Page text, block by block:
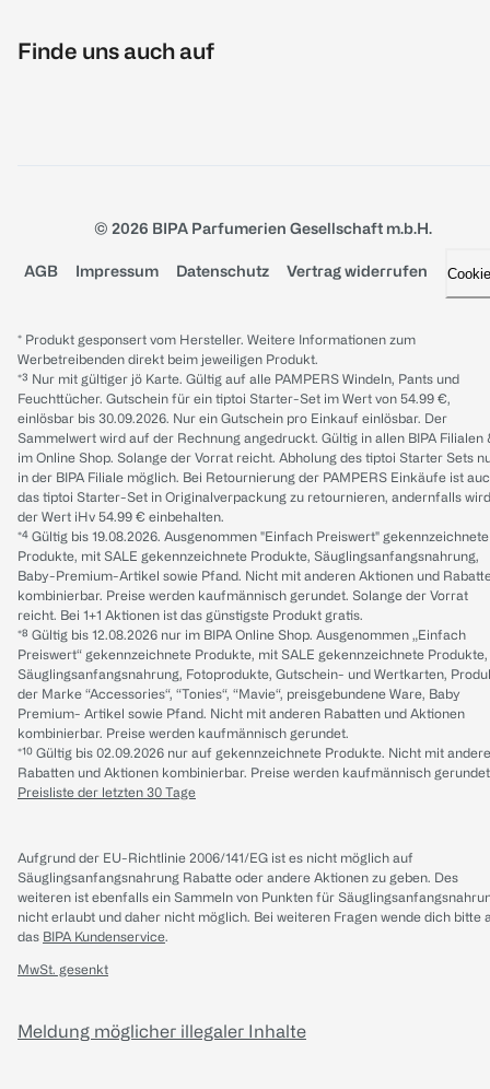
Finde uns auch auf
© 2026 BIPA Parfumerien Gesellschaft m.b.H.
AGB Impressum Datenschutz Vertrag widerrufen
* Produkt gesponsert vom Hersteller. Weitere Informationen zum
Werbetreibenden direkt beim jeweiligen Produkt.
*³ Nur mit gültiger jö Karte. Gültig auf alle PAMPERS Windeln, Pants und
Feuchttücher. Gutschein für ein tiptoi Starter-Set im Wert von 54.99 €,
einlösbar bis 30.09.2026. Nur ein Gutschein pro Einkauf einlösbar. Der
Sammelwert wird auf der Rechnung angedruckt. Gültig in allen BIPA Filialen
im Online Shop. Solange der Vorrat reicht. Abholung des tiptoi Starter Sets
in der BIPA Filiale möglich. Bei Retournierung der PAMPERS Einkäufe ist
das tiptoi Starter-Set in Originalverpackung zu retournieren, andernfalls wird
der Wert iHv 54.99 € einbehalten.
*⁴ Gültig bis 19.08.2026. Ausgenommen "Einfach Preiswert" gekennzeichnete
Produkte, mit SALE gekennzeichnete Produkte, Säuglingsanfangsnahrung,
Baby-Premium-Artikel sowie Pfand. Nicht mit anderen Aktionen und
kombinierbar. Preise werden kaufmännisch gerundet. Solange der Vorrat
reicht. Bei 1+1 Aktionen ist das günstigste Produkt gratis.
*⁸ Gültig bis 12.08.2026 nur im BIPA Online Shop. Ausgenommen „Einfach
Preiswert“ gekennzeichnete Produkte, mit SALE gekennzeichnete Produkte,
Säuglingsanfangsnahrung, Fotoprodukte, Gutschein- und Wertkarten,
der Marke “Accessories“, “Tonies“, “Mavie“, preisgebundene Ware, Baby
Premium- Artikel sowie Pfand. Nicht mit anderen Rabatten und Aktionen
kombinierbar. Preise werden kaufmännisch gerundet.
*¹⁰ Gültig bis 02.09.2026 nur auf gekennzeichnete Produkte. Nicht mit
Rabatten und Aktionen kombinierbar. Preise werden kaufmännisch
Preisliste der letzten 30 Tage
Aufgrund der EU-Richtlinie 2006/141/EG ist es nicht möglich auf
Säuglingsanfangsnahrung Rabatte oder andere Aktionen zu geben. Des
weiteren ist ebenfalls ein Sammeln von Punkten für
nicht erlaubt und daher nicht möglich. Bei weiteren Fragen wende dich bitte
das BIPA Kundenservice.
MwSt. gesenkt
Meldung möglicher illegaler Inhalte